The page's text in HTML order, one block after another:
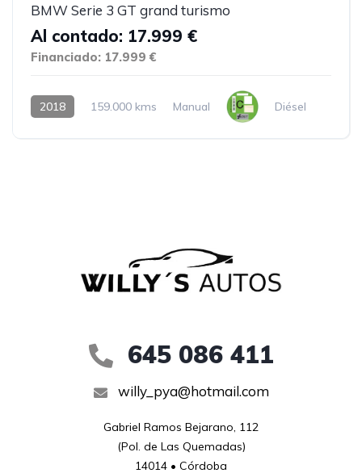
BMW Serie 3 GT grand turismo
Al contado: 17.999 €
Financiado: 17.999 €
2018 159.000 kms Manual Diésel
645 086 411
willy_pya@hotmail.com
Gabriel Ramos Bejarano, 112
(Pol. de Las Quemadas)
14014 • Córdoba